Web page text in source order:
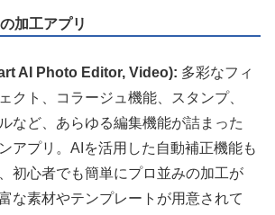
加工アプリ
AI Photo Editor, Video): 多彩なフィ
クト、コラージュ機能、スタンプ、
など、あらゆる編集機能が詰まった
アプリ。AIを活用した自動補正機能も
初心者でも簡単にプロ並みの加工が
な素材やテンプレートが用意されて